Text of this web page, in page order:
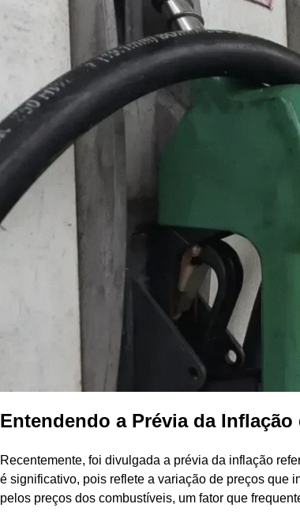
Entendendo a Prévia da
Recentemente, foi divulgada a prévia da inflação
é significativo, pois reflete a variação de preços que
pelos preços dos combustíveis, um fator que